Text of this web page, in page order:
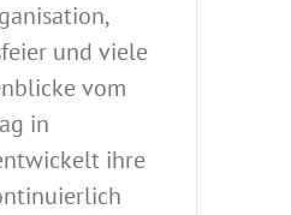
und viele
vom
in
ihre